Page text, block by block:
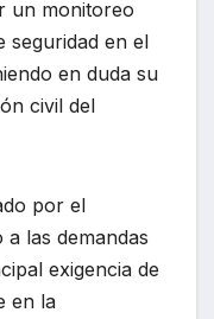
un monitoreo
seguridad en el
en duda su
civil del
por el
las demandas
exigencia de
en la